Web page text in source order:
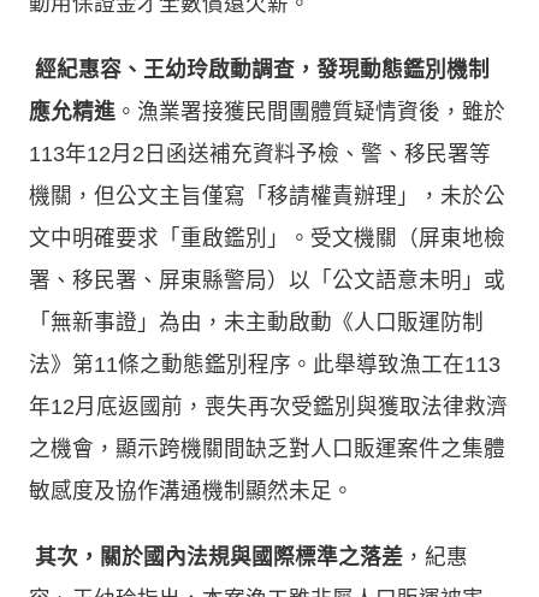
經紀惠容、王幼玲啟動調查，發現動態鑑別機制
應允精進 。漁業署接獲民間團體質疑情資後，雖於
113年12月2日函送補充資料予檢、警、移民署等
機關，但公文主旨僅寫「移請權責辦理」，未於公
文中明確要求「重啟鑑別」。受文機關（屏東地檢
署、移民署、屏東縣警局）以「公文語意未明」或
「無新事證」為由，未主動啟動《人口販運防制
法》第11條之動態鑑別程序。此舉導致漁工在113
年12月底返國前，喪失再次受鑑別與獲取法律救濟
之機會，顯示跨機關間缺乏對人口販運案件之集體
敏感度及協作溝通機制顯然未足。
其次，關於國內法規與國際標準之落差 ，紀惠